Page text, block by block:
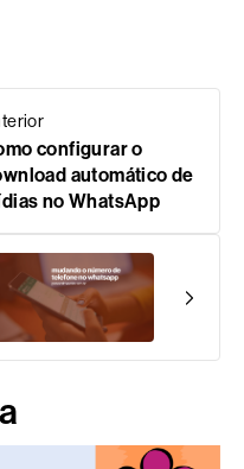
configurar o
automático de
no WhatsApp